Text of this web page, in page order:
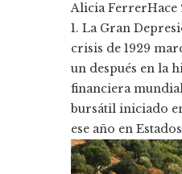
Alicia FerrerHace
1. La Gran
crisis de 1929
un después en la
financiera
bursátil iniciado
ese año en